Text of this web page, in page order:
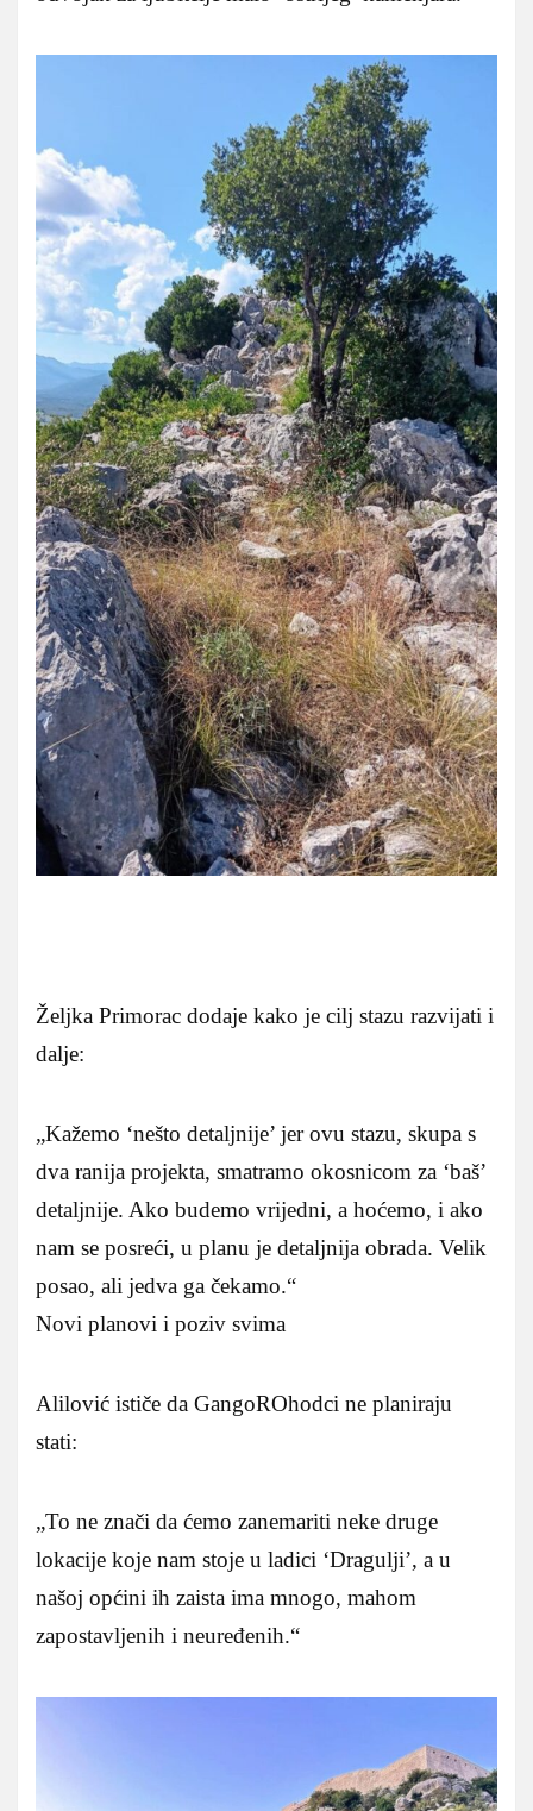
Željka Primorac dodaje kako je cilj stazu razvijati i
dalje:
„Kažemo ‘nešto detaljnije’ jer ovu stazu, skupa s
dva ranija projekta, smatramo okosnicom za ‘baš’
detaljnije. Ako budemo vrijedni, a hoćemo, i ako
nam se posreći, u planu je detaljnija obrada. Velik
posao, ali jedva ga čekamo.“
Novi planovi i poziv svima
Alilović ističe da GangoROhodci ne planiraju
stati:
„To ne znači da ćemo zanemariti neke druge
lokacije koje nam stoje u ladici ‘Dragulji’, a u
našoj općini ih zaista ima mnogo, mahom
zapostavljenih i neuređenih.“